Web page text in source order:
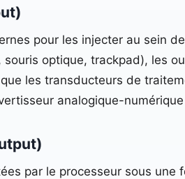
pour les injecter au sein
optique, trackpad), les
les transducteurs de
analogique-
par le processeur sous une